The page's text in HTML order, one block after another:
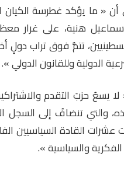
أن « ما يؤكد غطرسة الكيان
هنية، على غرار
تتمُّ فوق تراب دولٍ
الدولية وللقانون الدولي ».
لا يسعُ حزبَ التقدم
والتي تنضافُ إلى السجل
القادة السياسيين
الفكرية والسياسية ».